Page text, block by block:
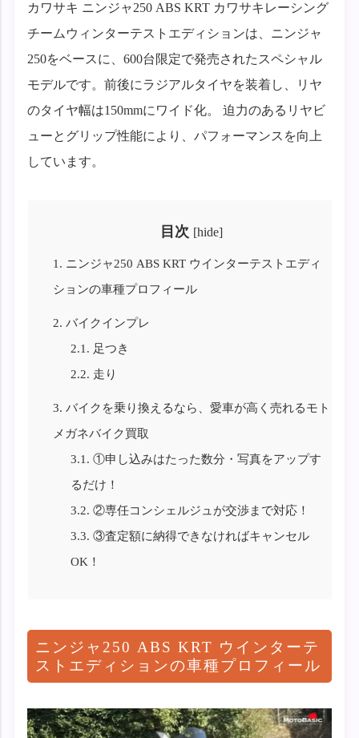
カワサキ ニンジャ250 ABS KRT カワサキレーシング
チームウィンターテストエディションは、ニンジャ
250をベースに、600台限定で発売されたスペシャル
モデルです。前後にラジアルタイヤを装着し、リヤ
のタイヤ幅は150mmにワイド化。 迫力のあるリヤビ
ューとグリップ性能により、パフォーマンスを向上
しています。
目次 [hide]
1. ニンジャ250 ABS KRT ウインターテストエディ
ションの車種プロフィール
2. バイクインプレ
2.1. 足つき
2.2. 走り
3. バイクを乗り換えるなら、愛車が高く売れるモト
メガネバイク買取
3.1. ①申し込みはたった数分・写真をアップす
るだけ！
3.2. ②専任コンシェルジュが交渉まで対応！
3.3. ③査定額に納得できなければキャンセル
OK！
ニンジャ250 ABS KRT ウインターテ
ストエディションの車種プロフィール